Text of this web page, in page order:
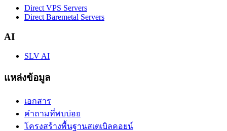
Direct VPS Servers
Direct Baremetal Servers
AI
SLV AI
แหล่งข้อมูล
เอกสาร
คำถามที่พบบ่อย
โครงสร้างพื้นฐานสเตเบิลคอยน์